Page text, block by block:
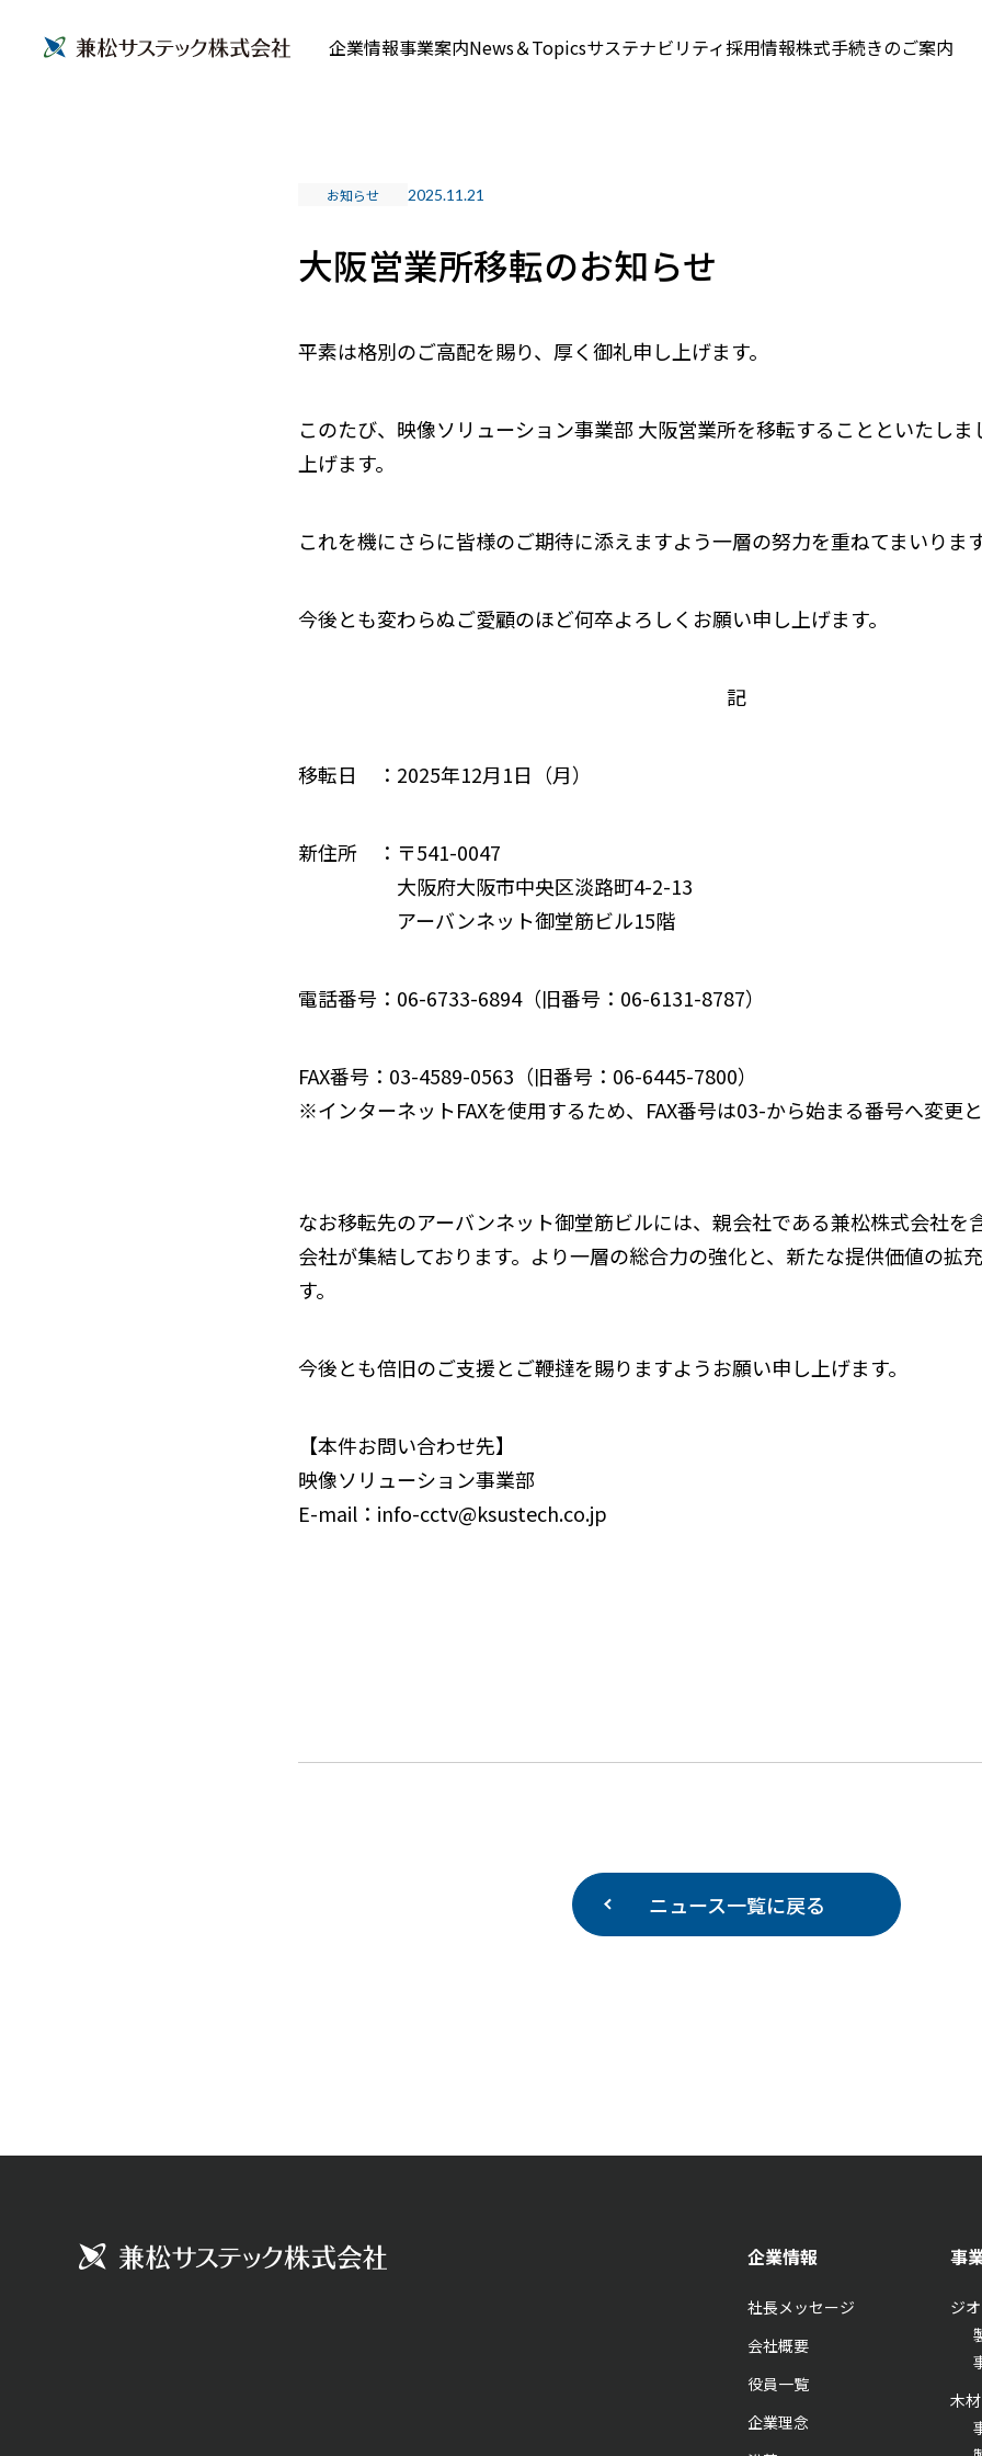
企業情報事業案内News＆Topicsサステナビリティ採用情報株式手続きのご案内
お知らせ 2025.11.21
大阪営業所移転のお知らせ
平素は格別のご高配を賜り、厚く御礼申し上げます。
このたび、映像ソリューション事業部 大阪営業所を移転することといたし
上げます。
これを機にさらに皆様のご期待に添えますよう一層の努力を重ねてまいりま
今後とも変わらぬご愛顧のほど何卒よろしくお願い申し上げます。
記
移転日 ：2025年12月1日（月）
新住所 ：〒541-0047
大阪府大阪市中央区淡路町4-2-13
アーバンネット御堂筋ビル15階
電話番号：06-6733-6894（旧番号：06-6131-8787）
FAX番号：03-4589-0563（旧番号：06-6445-7800）
※インターネットFAXを使用するため、FAX番号は03-から始まる番号へ変更
なお移転先のアーバンネット御堂筋ビルには、親会社である兼松株式会社を
会社が集結しております。より一層の総合力の強化と、新たな提供価値の拡
す。
今後とも倍旧のご支援とご鞭撻を賜りますようお願い申し上げます。
【本件お問い合わせ先】
映像ソリューション事業部
E-mail：info-cctv@ksustech.co.jp
ニュース一覧に戻る
企業情報
社長メッセージ
会社概要
役員一覧
企業理念
事
ジ
木